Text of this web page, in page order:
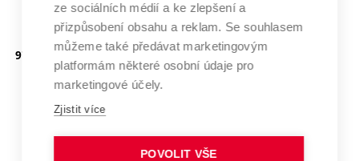
Školitel:Hruška Tomáš, prof. Ing., CSc.
Propojení externích nařízení s obchodními procesy
uvnitř firem
podrobný popis
Školitel:Smrž Pavel, doc. RNDr., Ph.D.
ze sociálních médií a ke zlepšení a
přizpůsobení obsahu a reklam. Se souhlasem
můžeme také předávat marketingovým
platformám některé osobní údaje pro
marketingové účely.
Zjistit více
POVOLIT VŠE